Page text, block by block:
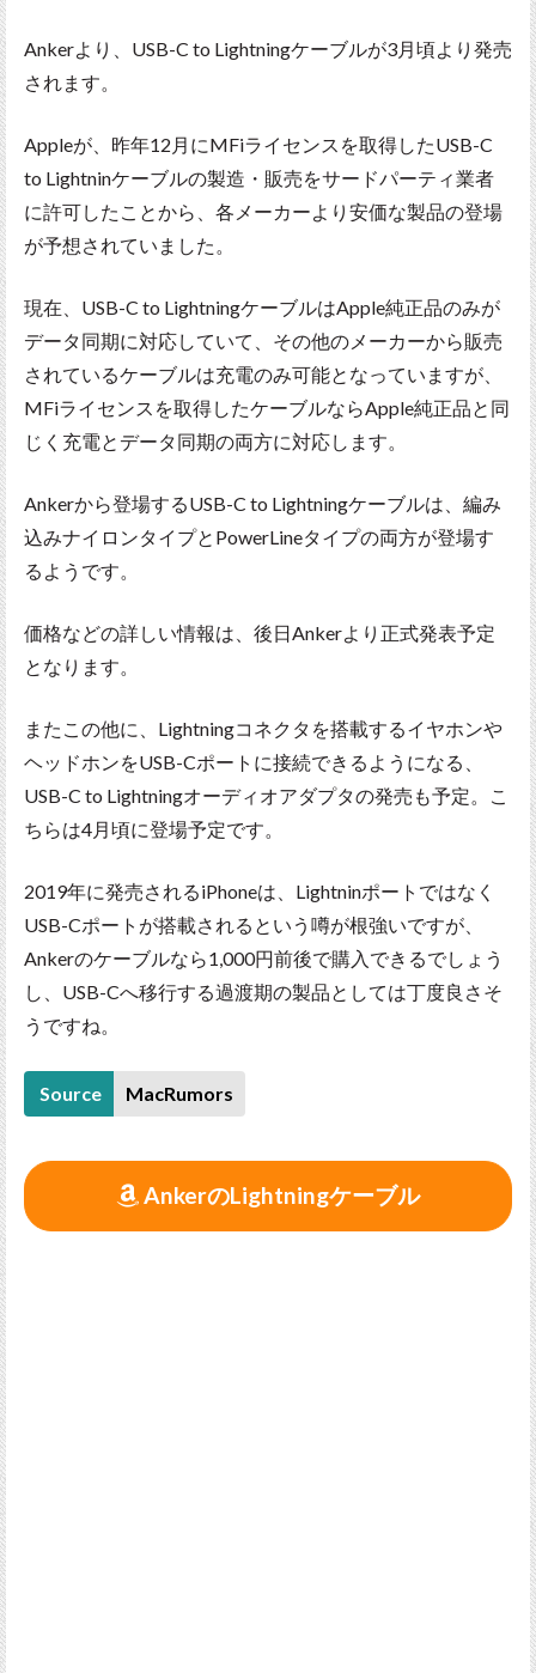
Ankerより、USB-C to Lightningケーブルが3月頃より発売
されます。
Appleが、昨年12月にMFiライセンスを取得したUSB-C
to Lightninケーブルの製造・販売をサードパーティ業者
に許可したことから、各メーカーより安価な製品の登場
が予想されていました。
現在、USB-C to LightningケーブルはApple純正品のみが
データ同期に対応していて、その他のメーカーから販売
されているケーブルは充電のみ可能となっていますが、
MFiライセンスを取得したケーブルならApple純正品と同
じく充電とデータ同期の両方に対応します。
Ankerから登場するUSB-C to Lightningケーブルは、編み
込みナイロンタイプとPowerLineタイプの両方が登場す
るようです。
価格などの詳しい情報は、後日Ankerより正式発表予定
となります。
またこの他に、Lightningコネクタを搭載するイヤホンや
ヘッドホンをUSB-Cポートに接続できるようになる、
USB-C to Lightningオーディオアダプタの発売も予定。こ
ちらは4月頃に登場予定です。
2019年に発売されるiPhoneは、Lightninポートではなく
USB-Cポートが搭載されるという噂が根強いですが、
Ankerのケーブルなら1,000円前後で購入できるでしょう
し、USB-Cへ移行する過渡期の製品としては丁度良さそ
うですね。
Source MacRumors
AnkerのLightningケーブル